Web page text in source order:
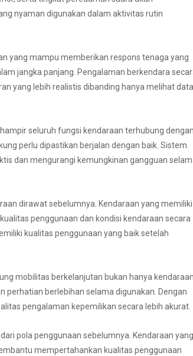
nyaman digunakan dalam aktivitas rutin
yang mampu memberikan respons tenaga yang
jangka panjang. Pengalaman berkendara
yang lebih realistis dibanding hanya melihat data
seluruh fungsi kendaraan terhubung
perlu dipastikan berjalan dengan baik. Sistem
dan mengurangi kemungkinan gangguan
dirawat sebelumnya. Kendaraan yang memiliki
penggunaan dan kondisi kendaraan secara
kualitas penggunaan yang baik setelah
mobilitas berkelanjutan bukan hanya
berlebihan selama digunakan. Dengan
pengalaman kepemilikan secara lebih akurat.
pola penggunaan sebelumnya. Kendaraan yang
mempertahankan kualitas penggunaan